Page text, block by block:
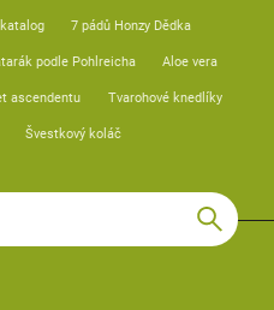
7 pádů Honzy Dědka
podle Pohlreicha Aloe vera
ascendentu Tvarohové knedlíky
Švestkový koláč